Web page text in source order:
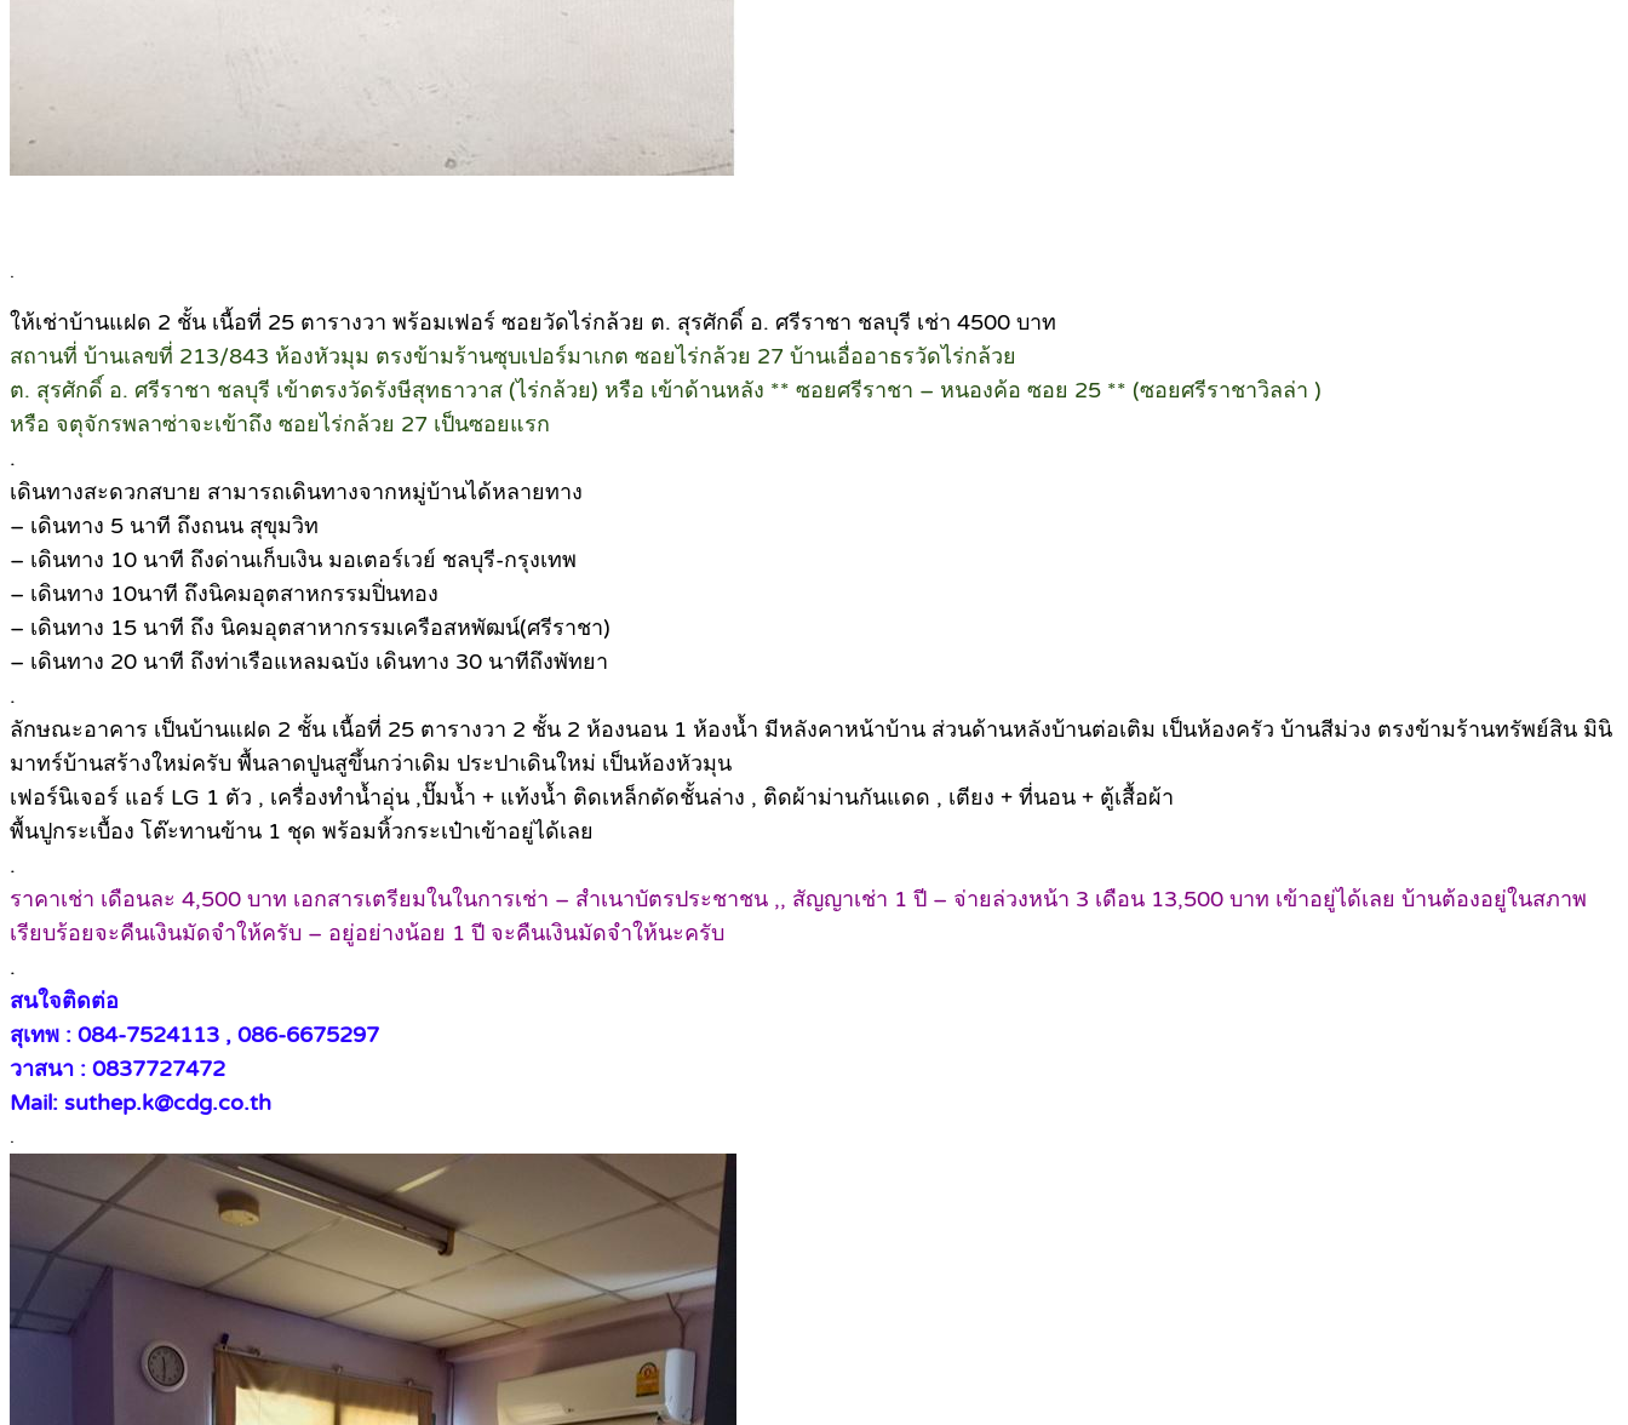
.
ให้เช่าบ้านแฝด 2 ชั้น เนื้อที่ 25 ตารางวา พร้อมเฟอร์ ซอยวัดไร่กล้วย ต. สุรศักดิ์ อ. ศรีราชา ชลบุรี เช่า 4500 บาท
สถานที่ บ้านเลขที่ 213/843 ห้องหัวมุม ตรงข้ามร้านซุบเปอร์มาเกต ซอยไร่กล้วย 27 บ้านเอื่ออาธรวัดไร่กล้วย
ต. สุรศักดิ์ อ. ศรีราชา ชลบุรี เข้าตรงวัดรังษีสุทธาวาส (ไร่กล้วย) หรือ เข้าด้านหลัง ** ซอยศรีราชา – หนองค้อ ซอย 25 ** (ซอยศรีราชาวิลล่า )
หรือ จตุจักรพลาซ่าจะเข้าถึง ซอยไร่กล้วย 27 เป็นซอยแรก
.
เดินทางสะดวกสบาย สามารถเดินทางจากหมู่บ้านได้หลายทาง
– เดินทาง 5 นาที ถึงถนน สุขุมวิท
– เดินทาง 10 นาที ถึงด่านเก็บเงิน มอเตอร์เวย์ ชลบุรี-กรุงเทพ
– เดินทาง 10นาที ถึงนิคมอุตสาหกรรมปิ่นทอง
– เดินทาง 15 นาที ถึง นิคมอุตสาหากรรมเครือสหพัฒน์(ศรีราชา)
– เดินทาง 20 นาที ถึงท่าเรือแหลมฉบัง เดินทาง 30 นาทีถึงพัทยา
.
ลักษณะอาคาร เป็นบ้านแฝด 2 ชั้น เนื้อที่ 25 ตารางวา 2 ชั้น 2 ห้องนอน 1 ห้องน้ำ มีหลังคาหน้าบ้าน ส่วนด้านหลังบ้านต่อเติม เป็นห้องครัว บ้านสีม่วง ตรงข้ามร้านทรัพย์สิน มินิ
มาทร์บ้านสร้างใหม่ครับ พื้นลาดปูนสูขึ้นกว่าเดิม ประปาเดินใหม่ เป็นห้องหัวมุน
เฟอร์นิเจอร์ แอร์ LG 1 ตัว , เครื่องทำน้ำอุ่น ,ปั๊มน้ำ + แท้งน้ำ ติดเหล็กดัดชั้นล่าง , ติดผ้าม่านกันแดด , เตียง + ที่นอน + ตู้เสื้อผ้า
พื้นปูกระเบื้อง โต๊ะทานข้าน 1 ชุด พร้อมหิ้วกระเป๋าเข้าอยู่ได้เลย
.
ราคาเช่า เดือนละ 4,500 บาท เอกสารเตรียมในในการเช่า – สำเนาบัตรประชาชน ,, สัญญาเช่า 1 ปี – จ่ายล่วงหน้า 3 เดือน 13,500 บาท เข้าอยู่ได้เลย บ้านต้องอยู่ในสภาพ
เรียบร้อยจะคืนเงินมัดจำให้ครับ – อยู่อย่างน้อย 1 ปี จะคืนเงินมัดจำให้นะครับ
.
สนใจติดต่อ
สุเทพ : 084-7524113 , 086-6675297
วาสนา : 0837727472
Mail: suthep.k@cdg.co.th
.